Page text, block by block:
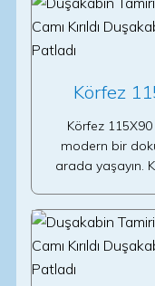
Körfez
Körfez
modern bir
arada yaşayın.